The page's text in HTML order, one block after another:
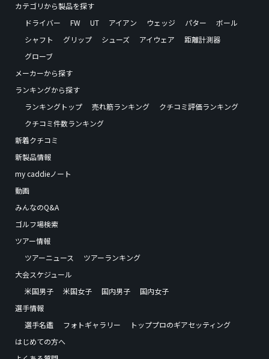
カテゴリから製品を探す
ドライバー
FW UT アイアン ウェッジ パター
ボール
シャフト
グリップ シューズ アイウェア
距離計測器
グローブ
メーカーから探す
ランキングから探す
ランキングトップ
売れ筋ランキング
クチコミ評価ランキング
クチコミ件数ランキング
新着クチコミ
新製品情報
my caddieノート
動画
みんなのQ&A
ゴルフ場検索
ツアー情報
ツアーニュース
ツアーランキング
大会スケジュール
米国男子
米国女子 国内男子
国内女子
選手情報
選手名鑑
フォトギャラリー
トッププロのギアセッティング
はじめての方へ